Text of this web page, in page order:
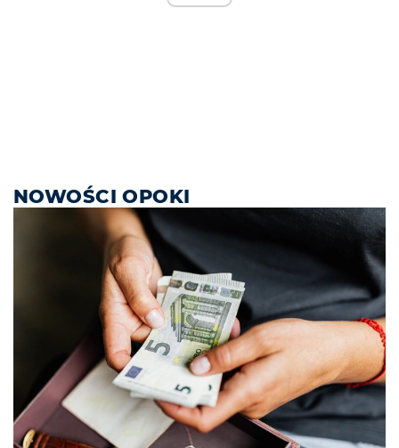
NOWOŚCI OPOKI